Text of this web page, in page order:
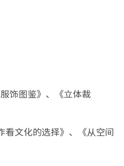
饰图鉴》、《立体裁
文化的选择》、《从空间